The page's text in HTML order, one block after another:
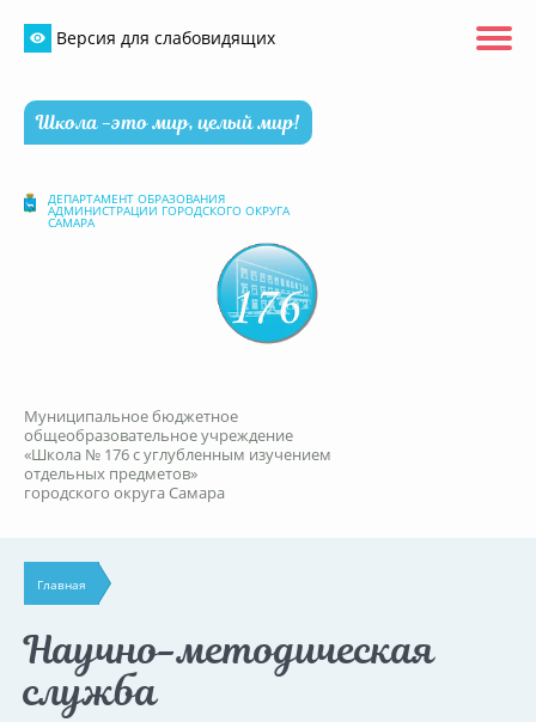
Версия для слабовидящих
Школа -это мир, целый мир!
ДЕПАРТАМЕНТ ОБРАЗОВАНИЯ
АДМИНИСТРАЦИИ ГОРОДСКОГО ОКРУГА
САМАРА
Муниципальное бюджетное
общеобразовательное учреждение
«Школа № 176 с углубленным изучением
отдельных предметов»
городского округа Самара
Главная
Научно-методическая
служба